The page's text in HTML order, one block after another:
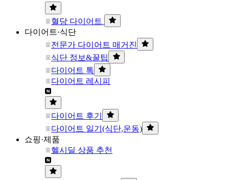
혈당 다이어트
다이어트·식단
전문가 다이어트 매거진
식단 정보&꿀팁
다이어트 톡
다이어트 레시피
다이어트 후기
다이어트 일기(식단,운동)
쇼핑·제품
헬시딜 상품 추천